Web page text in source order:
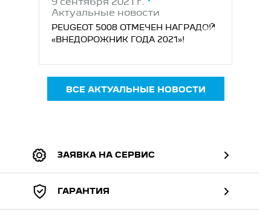
9 сентября 2021 г.
Актуальные новости
PEUGEOT 5008 ОТМЕЧЕН НАГРАДОЙ
«ВНЕДОРОЖНИК ГОДА 2021»!
ВСЕ АКТУАЛЬНЫЕ НОВОСТИ
ЗАЯВКА НА СЕРВИС
ГАРАНТИЯ